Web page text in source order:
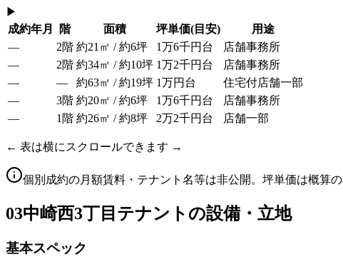
▶
成約年月
階 面積 坪単価(目安)
用途
—
2階 約21㎡ / 約6坪 1万6千円台
店舗事務所
—
2階 約34㎡ / 約10坪 1万2千円台
店舗事務所
—
— 約63㎡ / 約19坪 1万円台
住宅付店舗一部
—
3階 約20㎡ / 約6坪 1万6千円台
店舗事務所
—
1階 約26㎡ / 約8坪 2万2千円台 店舗一部
← 表は横にスクロールできます →
個別成約の月額賃料・テナント名等は非公開。坪単価は概算
03中崎西3丁目テナントの設備・立地
基本スペック